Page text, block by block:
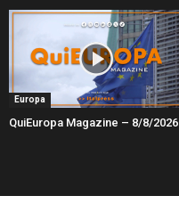
Europa
QuiEuropa Magazine – 8/8/2026